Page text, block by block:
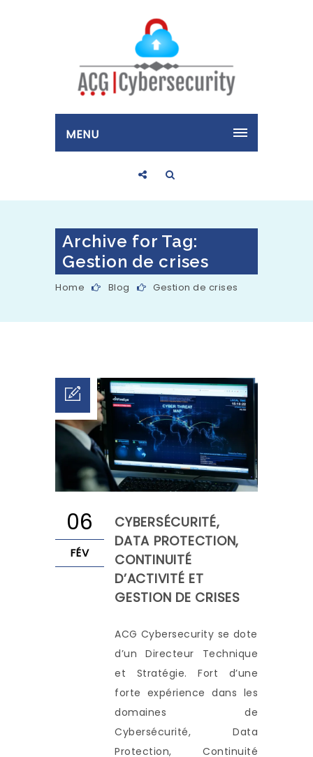
MENU
Archive for Tag:
Gestion de crises
Home Blog Gestion de crises
06
FÉV
CYBERSÉCURITÉ,
DATA PROTECTION,
CONTINUITÉ
D’ACTIVITÉ ET
GESTION DE CRISES
ACG Cybersecurity se dote
d’un Directeur Technique
et Stratégie. Fort d’une
forte expérience dans les
domaines de
Cybersécurité, Data
Protection, Continuité